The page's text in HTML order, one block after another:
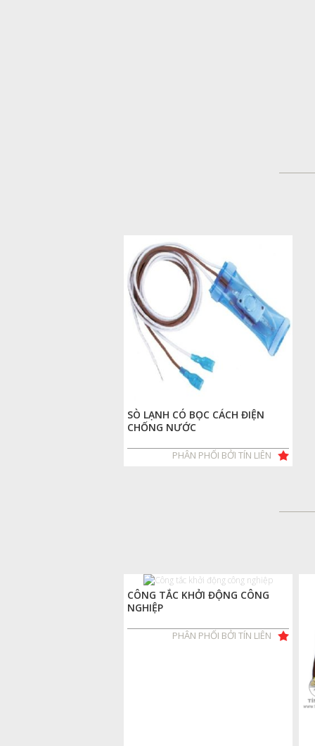
SÒ LẠNH CÓ BỌC CÁCH ĐIỆN
CHỐNG NƯỚC
PHÂN PHỐI BỞI TÍN LIÊN
CÔNG TẮC KHỞI ĐỘNG CÔNG
NGHIỆP
PHÂN PHỐI BỞI TÍN LIÊN